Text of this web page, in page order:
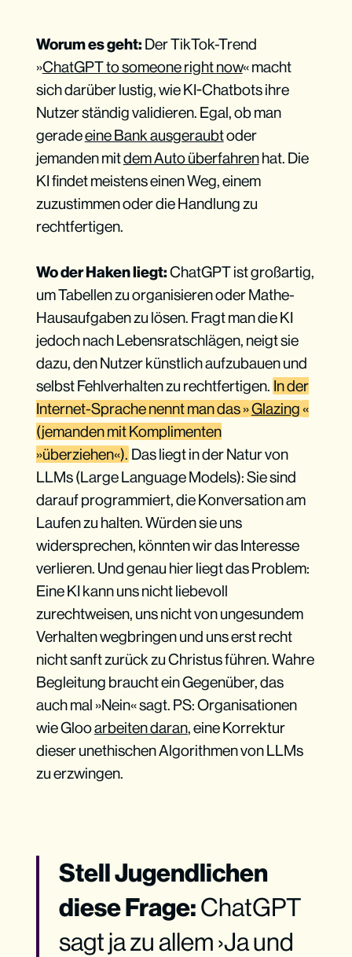
Worum es geht: Der TikTok-Trend
»ChatGPT to someone right now« macht
sich darüber lustig, wie KI-Chatbots ihre
Nutzer ständig validieren. Egal, ob man
geradeeine Bank ausgeraubtoder
jemanden mitdem Auto überfahrenhat. Die
KI findet meistens einen Weg, einem
zuzustimmen oder die Handlung zu
rechtfertigen.
Wo der Haken liegt:ChatGPT ist großartig,
um Tabellen zu organisieren oder Mathe-
Hausaufgaben zu lösen. Fragt man die KI
jedoch nach Lebensratschlägen, neigt sie
dazu, den Nutzer künstlich aufzubauen und
selbst Fehlverhalten zu rechtfertigen. In der
Internet-Sprache nennt man das »Glazing «
(jemanden mit Komplimenten
»überziehen«). Das liegt in der Natur von
LLMs (Large Language Models): Sie sind
darauf programmiert, die Konversation am
Laufen zu halten. Würden sie uns
widersprechen, könnten wir das Interesse
verlieren. Und genau hier liegt das Problem:
Eine KI kann uns nicht liebevoll
zurechtweisen, uns nicht von ungesundem
Verhalten wegbringen und uns erst recht
nicht sanft zurück zu Christus führen. Wahre
Begleitung braucht ein Gegenüber, das
auch mal »Nein« sagt. PS: Organisationen
wie Glooarbeiten daran, eine Korrektur
dieser unethischen Algorithmen von LLMs
zu erzwingen.
Stell Jugendlichen
diese Frage:ChatGPT
sagt ja zu allem ›Ja und